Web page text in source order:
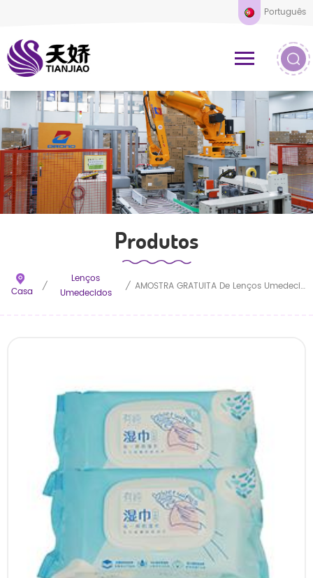
Português
Produtos
Casa /
Lenços
Umedecidos
/ AMOSTRA GRATUITA De Lenços Umedecidos De Bambu Orgânico Sem Perfume Com Logotipo Personalizado